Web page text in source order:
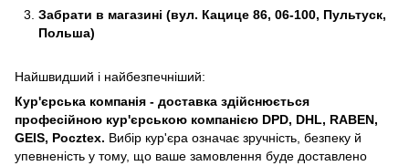
Забрати в магазині (вул. Кацице 86, 06-100, Пультуск,
Польша)
Найшвидший і найбезпечніший:
Кур'єрська компанія - доставка здійснюється
професійною кур'єрською компанією DPD, DHL, RABEN,
GEIS, Pocztex. Вибір кур'єра означає зручність, безпеку й
упевненість у тому, що ваше замовлення буде доставлено